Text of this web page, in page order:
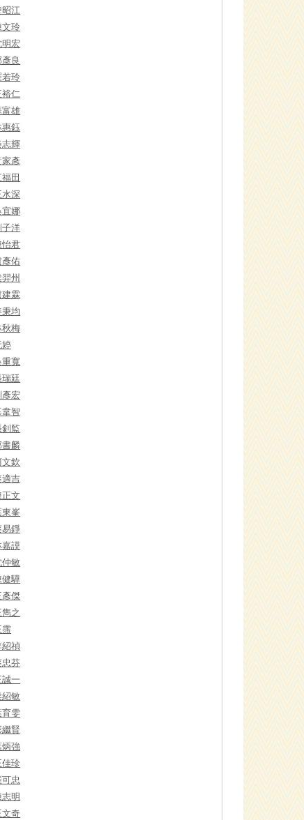
江
玲
宏
良
玲
裕仁
雄
鈺
輝
彥
田
水深
娜
洋
君
彥佑
州
建霖
均
梅
寬
廷
宏
智
監
麟
欽
吉
文
峯
錚
謨
敏
驊
彥傑
之
霈
禎
芬
誠一
敏
雯
賢
強
佳珍
忠
明
文奇